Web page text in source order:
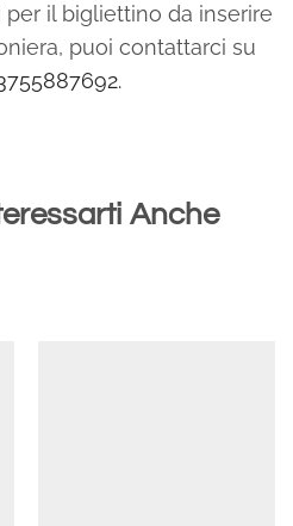
il bigliettino da inserire
puoi contattarci su
Anche